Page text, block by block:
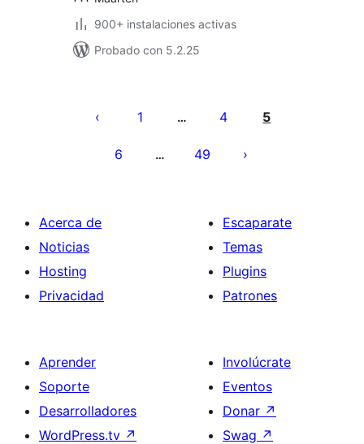
900+ instalaciones activas
Probado con 5.2.25
1 … 4 5
6 … 49
Acerca de
Noticias
Hosting
Privacidad
Escaparate
Temas
Plugins
Patrones
Aprender
Soporte
Desarrolladores
WordPress.tv ↗
Involúcrate
Eventos
Donar ↗
Swag ↗